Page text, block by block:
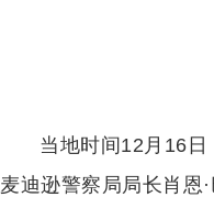
当地时间12月16日
麦迪逊警察局局长肖恩